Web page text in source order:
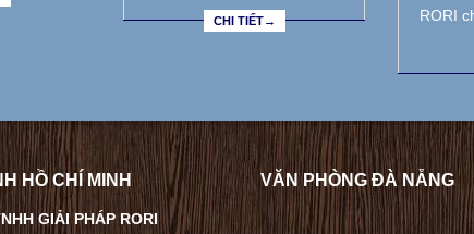
CHI TIẾT→
RORI
HỒ CHÍ MINH
GIẢI PHÁP RORI
VĂN PHÒNG ĐÀ NẴNG